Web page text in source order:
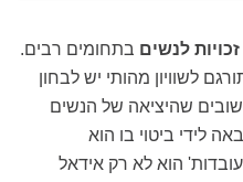
זכויות לנשים בתחומים רבים.
לשוויון מהותי יש לבחון
שהיציאה של הנשים
לידי ביטוי בו הוא
הוא לא רק אידאל